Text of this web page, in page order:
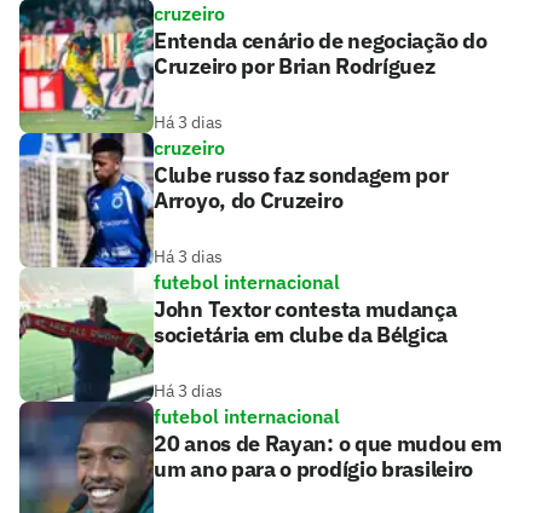
cruzeiro
Entenda cenário de negociação do
Cruzeiro por Brian Rodríguez
Há 3 dias
cruzeiro
Clube russo faz sondagem por
Arroyo, do Cruzeiro
Há 3 dias
futebol internacional
John Textor contesta mudança
societária em clube da Bélgica
Há 3 dias
futebol internacional
20 anos de Rayan: o que mudou em
um ano para o prodígio brasileiro